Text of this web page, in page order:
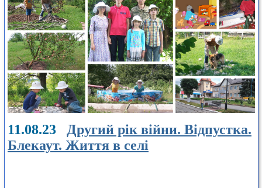
11.08.23 Другий рік війни. Відпустка.
Блекаут. Життя в селі